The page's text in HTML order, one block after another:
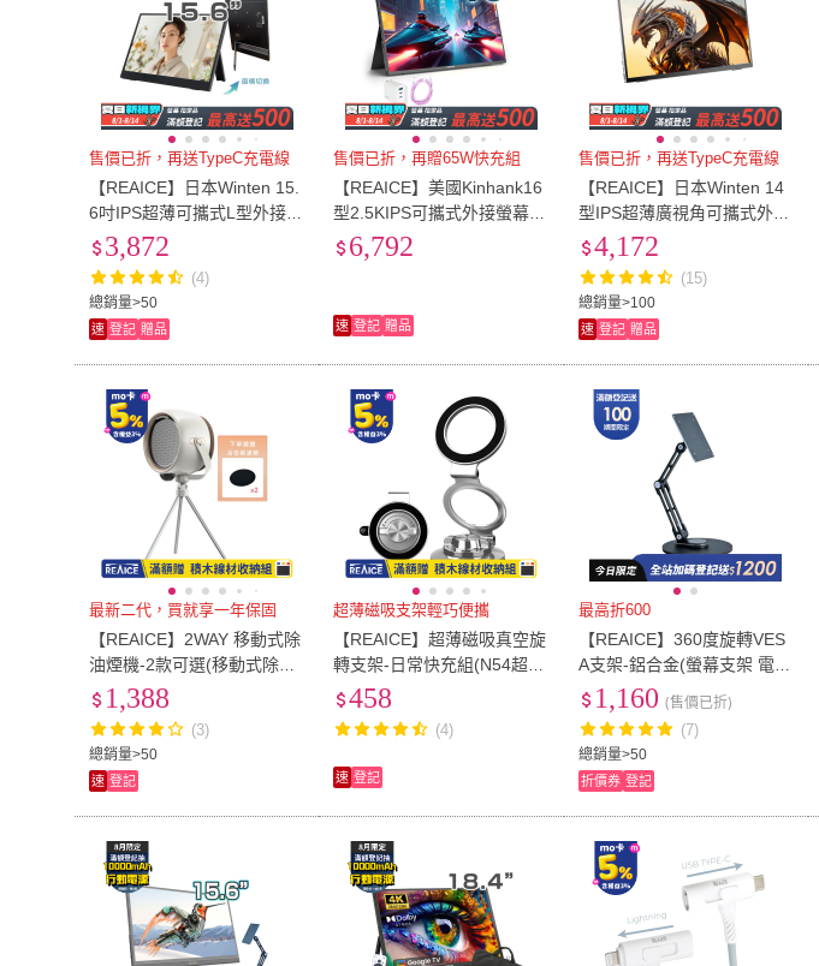
售價已折，再送TypeC充電線
【REAICE】日本Winten 15.
6吋IPS超薄可攜式L型外接螢
幕(Switch可攜式螢幕/移動
式/FHD/HDMI/Type-C)
總銷量>50
3,872
(4)
速 登記 贈品
售價已折，再贈65W快充組
【REAICE】美國Kinhank16
型2.5KIPS可攜式外接螢幕(S
witch/可攜式螢幕/移動式顯
示器/外接式)
6,792
速 登記 贈品
售價已折，再送TypeC充電線
【REAICE】日本Winten 14
型IPS超薄廣視角可攜式外接
螢幕(Switch外接螢幕/Type-
C/攜帶式電腦螢幕)
總銷量>100
4,172
(15)
速 登記 贈品
最新二代，買就享一年保固
【REAICE】2WAY 移動式除
油煙機-2款可選(移動式除油
煙機/抽油煙機/露營租屋必
總銷量>50
1,388
(3)
速 登記
超薄磁吸支架輕巧便攜
【REAICE】超薄磁吸真空旋
轉支架-日常快充組(N54超強
磁吸 鋁合金設計 手機支架
458
(4)
速 登記
最高折600
【REAICE】360度旋轉VES
A支架-鋁合金(螢幕支架 電腦
支架 展示架 可攜式 屏幕支
架 旋轉支架 立架)
總銷量>50
1,160 (售價已折)
(7)
折價券 登記